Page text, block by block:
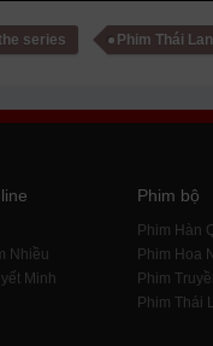
series Phim Thái Lan
Nhiều
Minh
Phim bộ
Phim Hàn
Phim Hoa
Phim
Phim Thái